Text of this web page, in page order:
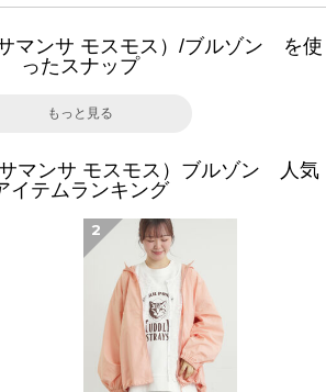
マンサ モスモス）/ブルゾン を使
ったスナップ
もっと見る
マンサ モスモス）ブルゾン 人気
イテムランキング
2